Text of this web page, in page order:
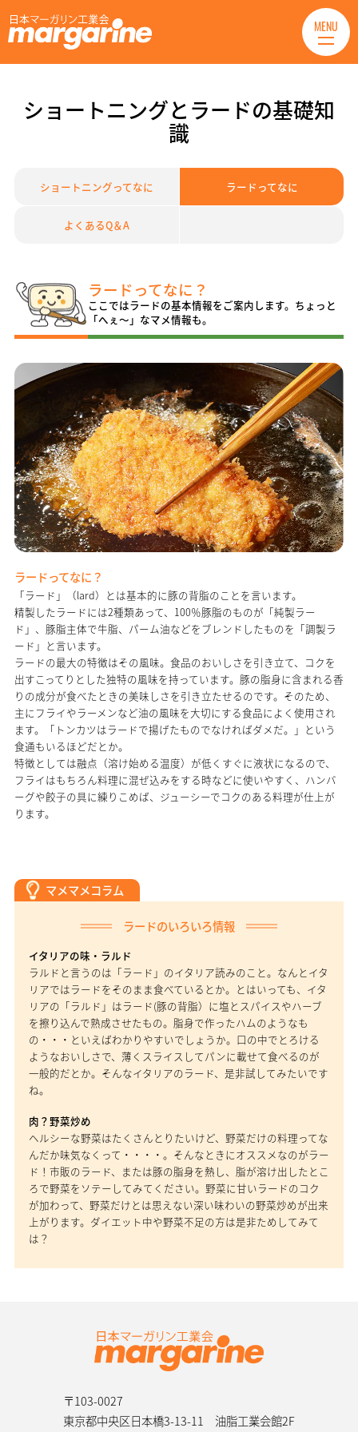
MENU
ショートニングとラードの基礎知
識
ショートニングってなに ラードってなに
よくあるQ＆A
ラードってなに？
ここではラードの基本情報をご案内します。ちょっと
「へぇ〜」なマメ情報も。
ラードってなに？
「ラード」（lard）とは基本的に豚の背脂のことを言います。
精製したラードには2種類あって、100％豚脂のものが「純製ラー
ド」、豚脂主体で牛脂、パーム油などをブレンドしたものを「調製ラ
ード」と言います。
ラードの最大の特徴はその風味。食品のおいしさを引き立て、コクを
出すこってりとした独特の風味を持っています。豚の脂身に含まれる香
りの成分が食べたときの美味しさを引き立たせるのです。そのため、
主にフライやラーメンなど油の風味を大切にする食品によく使用され
ます。「トンカツはラードで揚げたものでなければダメだ。」という
食通もいるほどだとか。
特徴としては融点（溶け始める温度）が低くすぐに液状になるので、
フライはもちろん料理に混ぜ込みをする時などに使いやすく、ハンバ
ーグや餃子の具に練りこめば、ジューシーでコクのある料理が仕上が
ります。
マメマメコラム
ラードのいろいろ情報
イタリアの味・ラルド
ラルドと言うのは「ラード」のイタリア読みのこと。なんとイタ
リアではラードをそのまま食べているとか。とはいっても、イタ
リアの「ラルド」はラード(豚の背脂）に塩とスパイスやハーブ
を擦り込んで熟成させたもの。脂身で作ったハムのようなも
の・・・といえばわかりやすいでしょうか。口の中でとろける
ようなおいしさで、薄くスライスしてパンに載せて食べるのが
一般的だとか。そんなイタリアのラード、是非試してみたいです
ね。
肉？野菜炒め
ヘルシーな野菜はたくさんとりたいけど、野菜だけの料理ってな
んだか味気なくって・・・・。そんなときにオススメなのがラー
ド！市販のラード、または豚の脂身を熱し、脂が溶け出したとこ
ろで野菜をソテーしてみてください。野菜に甘いラードのコク
が加わって、野菜だけとは思えない深い味わいの野菜炒めが出来
上がります。ダイエット中や野菜不足の方は是非ためしてみて
は？
〒103-0027
東京都中央区日本橋3-13-11 油脂工業会館2F